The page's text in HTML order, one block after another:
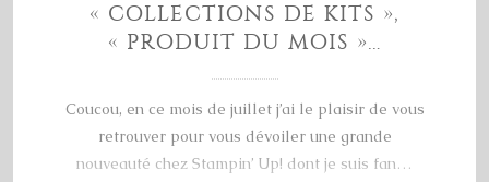
« COLLECTIONS DE KITS »,
« PRODUIT DU MOIS »…
Coucou, en ce mois de juillet j’ai le plaisir de vous
retrouver pour vous dévoiler une grande
nouveauté chez Stampin’ Up! dont je suis fan…